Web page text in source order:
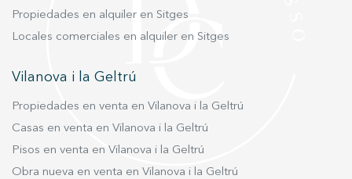
Propiedades en alquiler en Sitges
Locales comerciales en alquiler en Sitges
Vilanova i la Geltrú
Propiedades en venta en Vilanova i la Geltrú
Casas en venta en Vilanova i la Geltrú
Pisos en venta en Vilanova i la Geltrú
Obra nueva en venta en Vilanova i la Geltrú